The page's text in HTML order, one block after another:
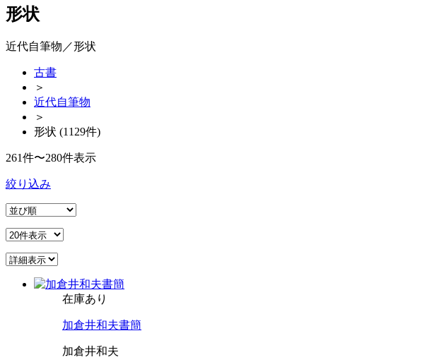
形状
近代自筆物／形状
古書
＞
近代自筆物
＞
形状 (1129件)
261件〜280件表示
絞り込み
在庫あり
加倉井和夫書簡
加倉井和夫